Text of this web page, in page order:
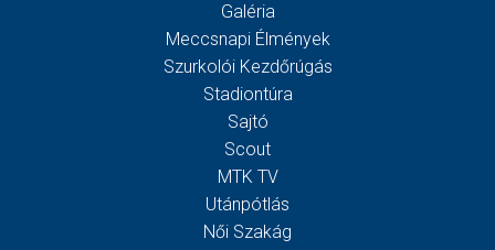
Galéria
Meccsnapi Élmények
Szurkolói Kezdőrúgás
Stadiontúra
Sajtó
Scout
MTK TV
Utánpótlás
Női Szakág